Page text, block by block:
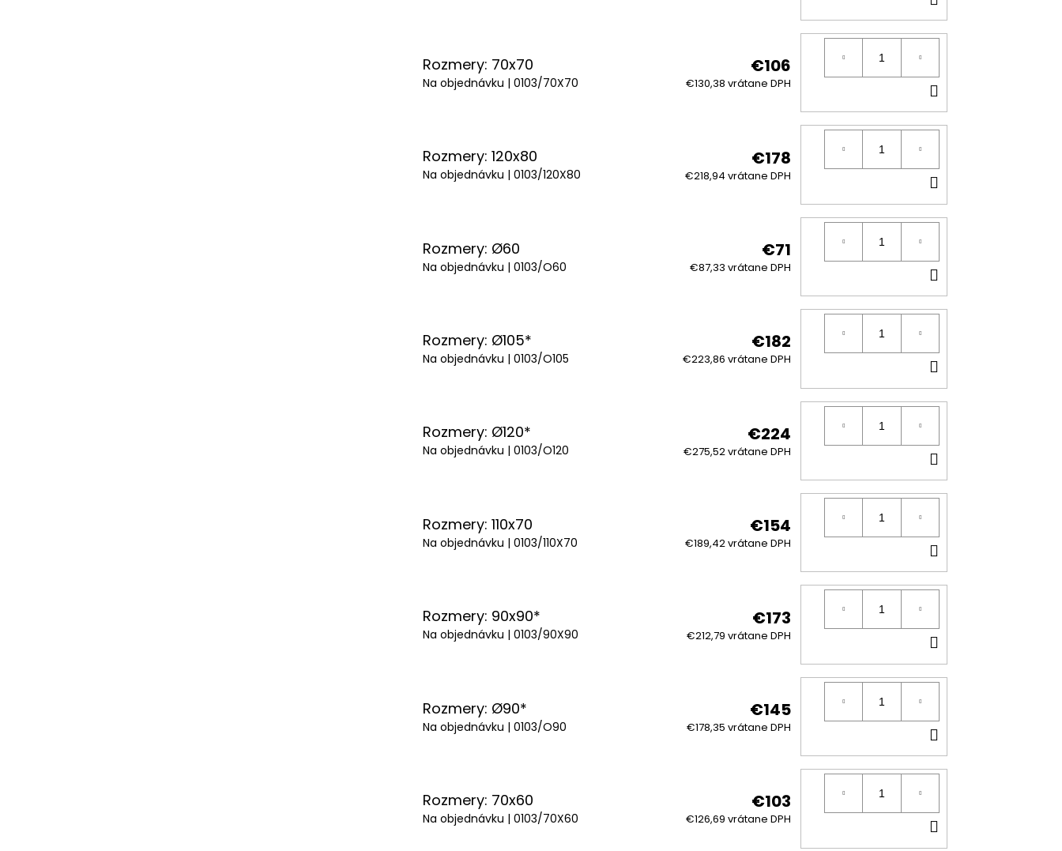
KOŠÍKA
Rozmery: 70x70
Na objednávku | 0103/70X70
€106
€130,38 vrátane DPH
KOŠÍKA
Rozmery: 120x80
Na objednávku | 0103/120X80
€178
€218,94 vrátane DPH
KOŠÍKA
Rozmery: Ø60
Na objednávku | 0103/O60
€71
€87,33 vrátane DPH
KOŠÍKA
Rozmery: Ø105*
Na objednávku | 0103/O105
€182
€223,86 vrátane DPH
KOŠÍKA
Rozmery: Ø120*
Na objednávku | 0103/O120
€224
€275,52 vrátane DPH
KOŠÍKA
Rozmery: 110x70
Na objednávku | 0103/110X70
€154
€189,42 vrátane DPH
KOŠÍKA
Rozmery: 90x90*
Na objednávku | 0103/90X90
€173
€212,79 vrátane DPH
KOŠÍKA
Rozmery: Ø90*
Na objednávku | 0103/O90
€145
€178,35 vrátane DPH
KOŠÍKA
Rozmery: 70x60
Na objednávku | 0103/70X60
€103
€126,69 vrátane DPH